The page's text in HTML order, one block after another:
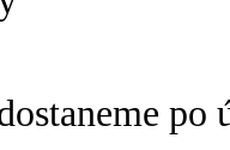
po